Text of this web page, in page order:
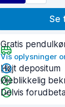
Se
Gratis
Vis oplysninger
Højt depositum
Øjeblikkelig
Delvis